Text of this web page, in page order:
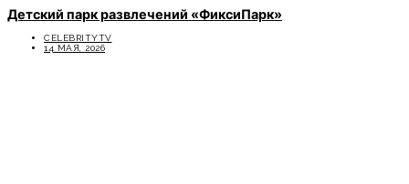
Детский парк развлечений «ФиксиПарк»
CELEBRITYTV
14 МАЯ, 2026